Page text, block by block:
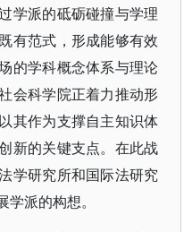
学派的砥砺碰撞与学理
有范式，形成能够有效
的学科概念体系与理论
会科学院正着力推动形
其作为支撑自主知识体
新的关键支点。在此战
学研究所和国际法研究
派的构想。